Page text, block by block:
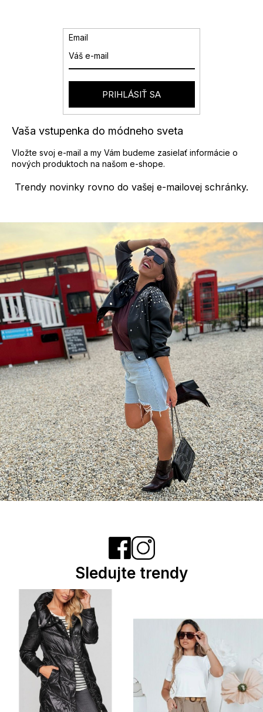
e
p
r
v
k
v
p
i
u
Trendy novinky rovno do vašej e-mailovej schránky.
Vaša vstupenka do módneho sveta
Vložte svoj e-mail a my Vám budeme zasielať informácie o
nových produktoch na našom e-shope.
Email
PRIHLÁSIŤ SA